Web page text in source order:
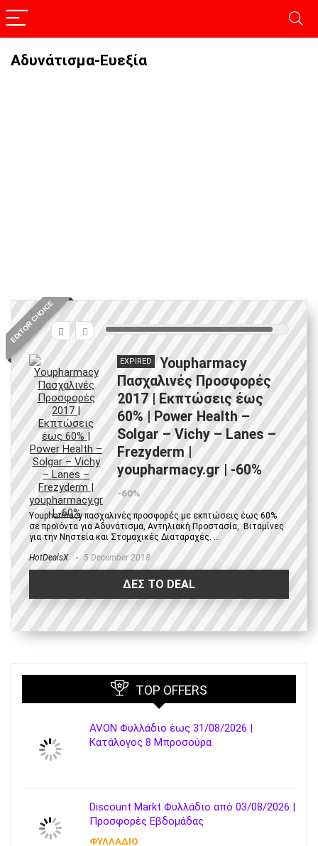
Αδυνάτισμα-Ευεξία
EDITOR CHOICE
9
EXPIRED
Youpharmacy
Πασχαλινές Προσφορές
2017 | Εκπτώσεις έως
60% | Power Health –
Solgar – Vichy – Lanes –
Frezyderm |
youpharmacy.gr | -60%
-60%
Youpharmacy πασχαλινές προσφορές με εκπτώσεις έως 60%
σε προϊόντα για Αδυνάτισμα, Αντηλιακή Προστασία, Βιταμίνες
για την Νηστεία και Στομαχικές Διαταραχές. ...
HotDealsX 5 December 2018
ΔΕΣ ΤΟ DEAL
TOP OFFERS
AVON Φυλλάδιο έως 31/08/2026 |
Κατάλογος 8 Μπροσούρα
Discount Markt Φυλλάδιο από 03/08/2026 |
Προσφορές Εβδομάδας
ΦΥΛΛΑΔΙΟ